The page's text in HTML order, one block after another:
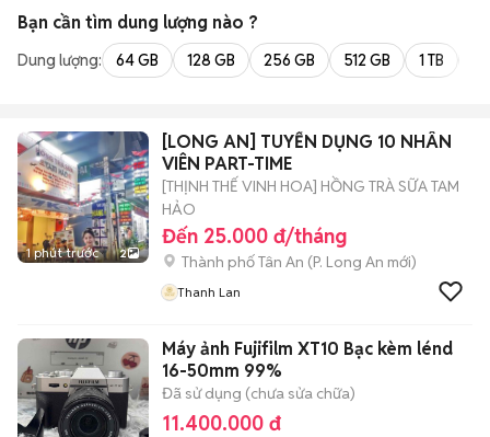
Bạn cần tìm dung lượng nào ?
Dung lượng: 64 GB 128 GB 256 GB 512 GB 1 TB
1 phút trước 2
[LONG AN] TUYỂN DỤNG 10 NHÂN
VIÊN PART-TIME
[THỊNH THẾ VINH HOA] HỒNG TRÀ SỮA TAM
HẢO
Đến 25.000 đ/tháng
Thành phố Tân An (P. Long An mới)
Thanh Lan
Máy ảnh Fujifilm XT10 Bạc kèm lénd
16-50mm 99%
Đã sử dụng (chưa sửa chữa)
11.400.000 đ